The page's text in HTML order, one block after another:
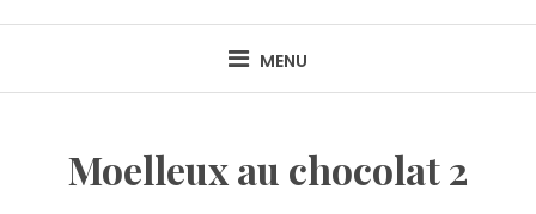
MENU
Moelleux au chocolat 2